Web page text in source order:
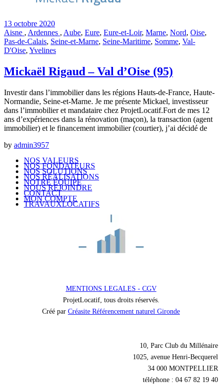
13 octobre 2020
Aisne , Ardennes , Aube, Eure, Eure-et-Loir, Marne, Nord, Oise,
Pas-de-Calais, Seine-et-Marne, Seine-Maritime, Somme, Val-
D'Oise, Yvelines
Mickaël Rigaud – Val d’Oise (95)
Investir dans l’immobilier dans les régions Hauts-de-France, Haute-
Normandie, Seine-et-Marne. Je me présente Mickael, investisseur
dans l’immobilier et mandataire chez ProjetLocatif.Fort de mes 12
ans d’expériences dans la rénovation (maçon), la transaction (agent
immobilier) et le financement immobilier (courtier), j’ai décidé de
by admin3957
NOS VALEURS
NOS FONDATEURS
NOS SOLUTIONS
NOS RÉALISATIONS
NOTRE ÉQUIPE
NOUS REJOINDRE
CONTACT
MON COMPTE
TRAVAUXLOCATIFS
MENTIONS LEGALES - CGV
ProjetLocatif, tous droits réservés.
Créé par Créasite Référencement naturel Gironde
10, Parc Club du Millénaire
1025, avenue Henri-Becquerel
34 000 MONTPELLIER
téléphone : 04 67 82 19 40